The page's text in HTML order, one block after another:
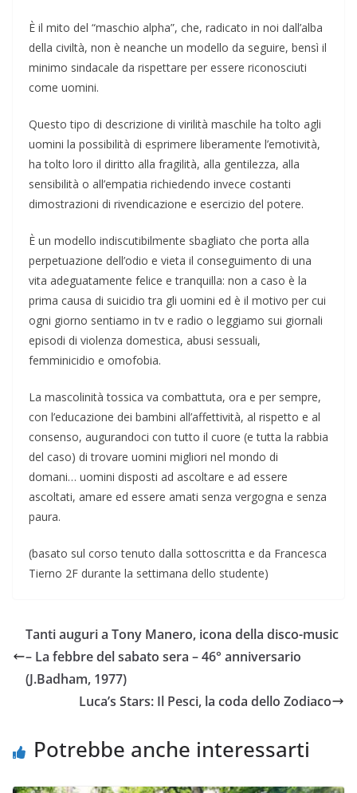
È il mito del “maschio alpha”, che, radicato in noi dall’alba
della civiltà, non è neanche un modello da seguire, bensì il
minimo sindacale da rispettare per essere riconosciuti
come uomini.
Questo tipo di descrizione di virilità maschile ha tolto agli
uomini la possibilità di esprimere liberamente l’emotività,
ha tolto loro il diritto alla fragilità, alla gentilezza, alla
sensibilità o all’empatia richiedendo invece costanti
dimostrazioni di rivendicazione e esercizio del potere.
È un modello indiscutibilmente sbagliato che porta alla
perpetuazione dell’odio e vieta il conseguimento di una
vita adeguatamente felice e tranquilla: non a caso è la
prima causa di suicidio tra gli uomini ed è il motivo per cui
ogni giorno sentiamo in tv e radio o leggiamo sui giornali
episodi di violenza domestica, abusi sessuali,
femminicidio e omofobia.
La mascolinità tossica va combattuta, ora e per sempre,
con l’educazione dei bambini all’affettività, al rispetto e al
consenso, augurandoci con tutto il cuore (e tutta la rabbia
del caso) di trovare uomini migliori nel mondo di
domani… uomini disposti ad ascoltare e ad essere
ascoltati, amare ed essere amati senza vergogna e senza
paura.
(basato sul corso tenuto dalla sottoscritta e da Francesca
Tierno 2F durante la settimana dello studente)
Tanti auguri a Tony Manero, icona della disco-music
– La febbre del sabato sera – 46° anniversario
(J.Badham, 1977)
Luca’s Stars: Il Pesci, la coda dello Zodiaco
Potrebbe anche interessarti